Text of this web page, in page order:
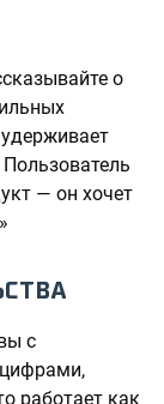
о
— он хочет
с
работает как